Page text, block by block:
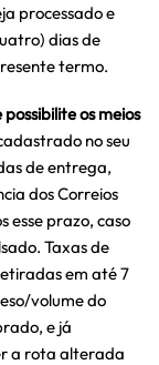
processado e
dias de
termo.
os meios
no seu
de entrega,
dos Correios
esse prazo, caso
Taxas de
em até 7
volume do
e já
a rota alterada